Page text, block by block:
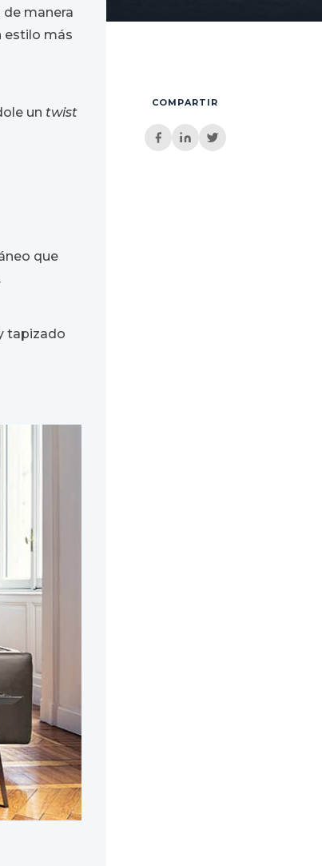
manera
estilo más
un twist
que
tapizado
COMPARTIR